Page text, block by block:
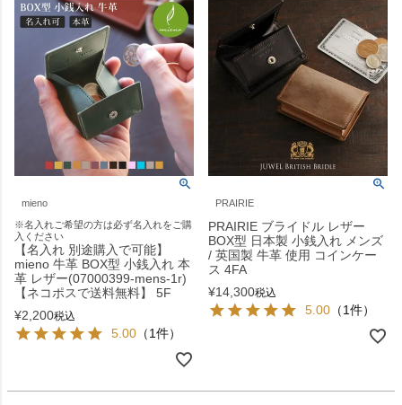
mieno
※名入れご希望の方は必ず名入れをご購
入ください
【名入れ 別途購入で可能】
mieno 牛革 BOX型 小銭入れ 本
革 レザー(07000399-mens-1r)
【ネコポスで送料無料】 5F
¥2,200税込
5.00 （1件）
PRAIRIE
PRAIRIE ブライドル レザー
BOX型 日本製 小銭入れ メンズ
/ 英国製 牛革 使用 コインケー
ス 4FA
¥14,300税込
5.00 （1件）